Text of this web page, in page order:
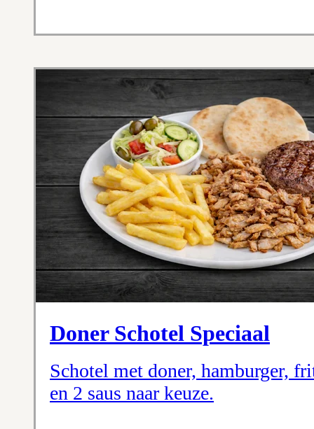
Doner Schotel Speciaal
Schotel met doner, hamburger,
en 2 saus naar keuze.